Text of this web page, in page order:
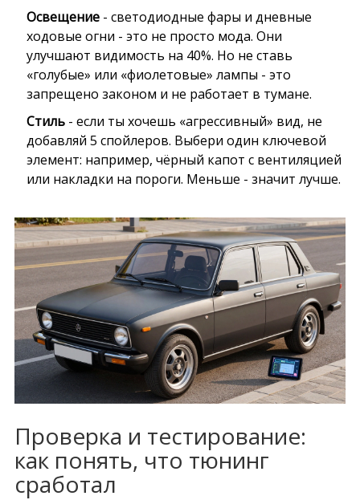
Освещение- светодиодные фары и дневные
ходовые огни - это не просто мода. Они
улучшают видимость на 40%. Но не ставь
«голубые» или «фиолетовые» лампы - это
запрещено законом и не работает в тумане.
Стиль- если ты хочешь «агрессивный» вид, не
добавляй 5 спойлеров. Выбери один ключевой
элемент: например, чёрный капот с вентиляцией
или накладки на пороги. Меньше - значит лучше.
Проверка и тестирование:
как понять, что тюнинг
сработал